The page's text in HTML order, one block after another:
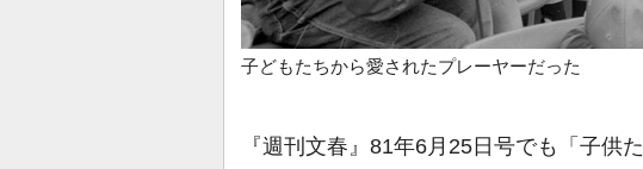
子どもたちから愛されたプレーヤーだった
『週刊文春』81年6月25日号でも「子供